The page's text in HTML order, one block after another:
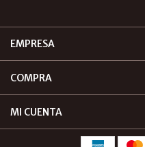
EMPRESA
COMPRA
MI CUENTA